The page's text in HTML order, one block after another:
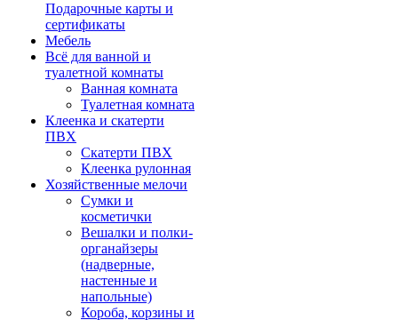
Подарочные карты и
сертификаты
Мебель
Всё для ванной и
туалетной комнаты
Ванная комната
Туалетная комната
Клеенка и скатерти
ПВХ
Скатерти ПВХ
Клеенка рулонная
Хозяйственные мелочи
Сумки и
косметички
Вешалки и полки-
органайзеры
(надверные,
настенные и
напольные)
Короба, корзины и